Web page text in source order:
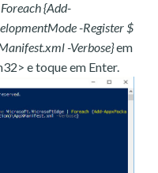
{Add-
-Register $
-Verbose}em
e toque em Enter.